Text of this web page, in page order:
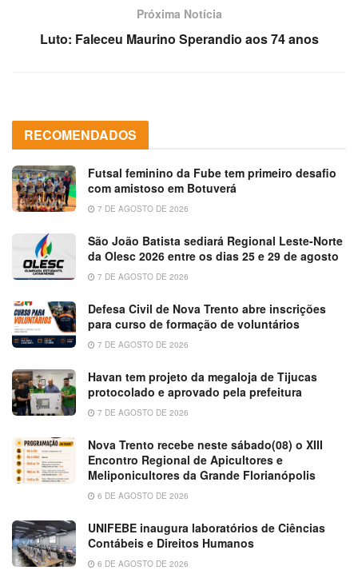
Próxima Notícia
Luto: Faleceu Maurino Sperandio aos 74 anos
RECOMENDADOS
Futsal feminino da Fube tem primeiro desafio
com amistoso em Botuverá
7 DE AGOSTO DE 2026
São João Batista sediará Regional Leste-Norte
da Olesc 2026 entre os dias 25 e 29 de agosto
7 DE AGOSTO DE 2026
Defesa Civil de Nova Trento abre inscrições
para curso de formação de voluntários
7 DE AGOSTO DE 2026
Havan tem projeto da megaloja de Tijucas
protocolado e aprovado pela prefeitura
7 DE AGOSTO DE 2026
Nova Trento recebe neste sábado(08) o XIII
Encontro Regional de Apicultores e
Meliponicultores da Grande Florianópolis
6 DE AGOSTO DE 2026
UNIFEBE inaugura laboratórios de Ciências
Contábeis e Direitos Humanos
6 DE AGOSTO DE 2026